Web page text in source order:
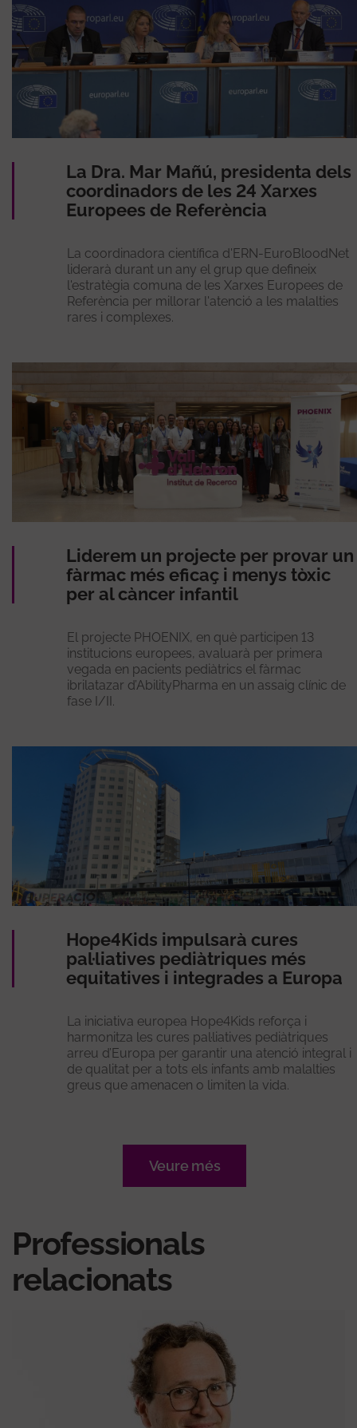
La Dra. Mar Mañú, presidenta dels
coordinadors de les 24 Xarxes
Europees de Referència
La coordinadora científica d'ERN-EuroBloodNet
liderarà durant un any el grup que defineix
l'estratègia comuna de les Xarxes Europees de
Referència per millorar l'atenció a les malalties
rares i complexes.
Liderem un projecte per provar un
fàrmac més eficaç i menys tòxic
per al càncer infantil
El projecte PHOENIX, en què participen 13
institucions europees, avaluarà per primera
vegada en pacients pediàtrics el fàrmac
ibrilatazar d’AbilityPharma en un assaig clínic de
fase I/II.
Hope4Kids impulsarà cures
pal·liatives pediàtriques més
equitatives i integrades a Europa
La iniciativa europea Hope4Kids reforça i
harmonitza les cures pal·liatives pediàtriques
arreu d’Europa per garantir una atenció integral i
de qualitat per a tots els infants amb malalties
greus que amenacen o limiten la vida.
Veure més
Professionals
relacionats